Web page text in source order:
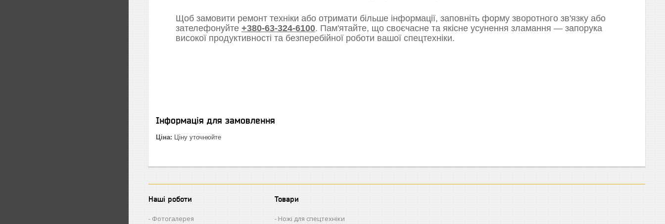
Щоб замовити ремонт техніки або отримати більше інформації, заповніть форму зворотного зв'язку або
зателефонуйте +380-63-324-6100. Пам'ятайте, що своєчасне та якісне усунення зламання — запорука
високої продуктивності та безперебійної роботи вашої спецтехніки.
Інформація для замовлення
Ціна: Ціну уточнюйте
Наші роботи
Фотогалерея
Товари
Ножі для спецтехніки